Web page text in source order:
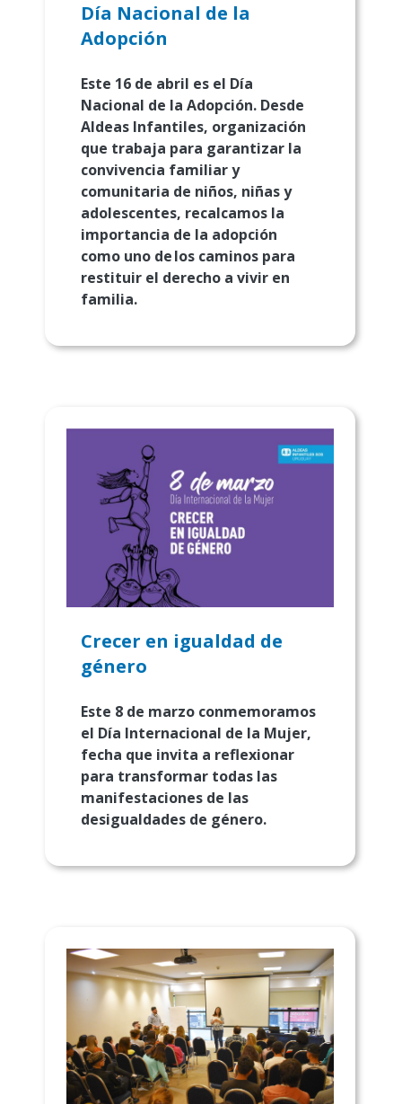
Día Nacional de la
Adopción
Este 16 de abril es el Día
Nacional de la Adopción. Desde
Aldeas Infantiles, organización
que trabaja para garantizar la
convivencia familiar y
comunitaria de niños, niñas y
adolescentes, recalcamos la
importancia de la adopción
como uno de los caminos para
restituir el derecho a vivir en
familia.
Crecer en igualdad de
género
Este 8 de marzo conmemoramos
el Día Internacional de la Mujer,
fecha que invita a reflexionar
para transformar todas las
manifestaciones de las
desigualdades de género.